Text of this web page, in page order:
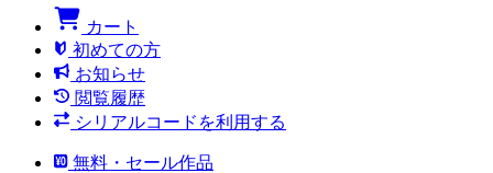
カート
初めての方
お知らせ
閲覧履歴
シリアルコードを利用する
無料・セール作品